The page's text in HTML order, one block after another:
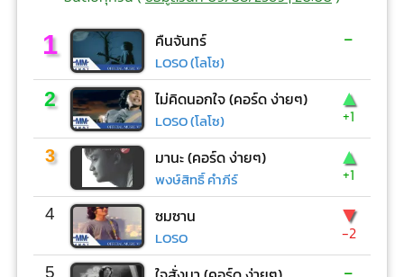
1 คืนจันทร์
LOSO (โลโซ)
-
2 ไม่คิดนอกใจ (คอร์ด ง่ายๆ)
LOSO (โลโซ)
▲
+1
3 มานะ (คอร์ด ง่ายๆ)
พงษ์สิทธิ์ คำภีร์
▲
+1
4 ซมซาน
LOSO
▼
-2
5